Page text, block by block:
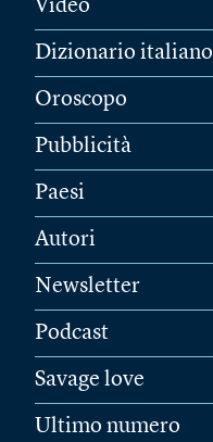
Video
Dizionario italiano
Oroscopo
Pubblicità
Paesi
Autori
Newsletter
Podcast
Savage love
Ultimo numero